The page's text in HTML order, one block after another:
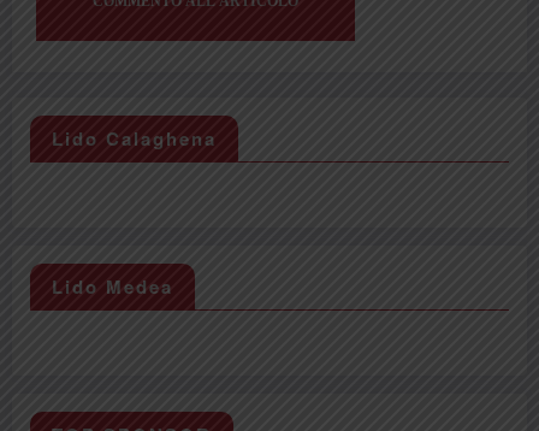
Lido Calaghena
Lido Medea